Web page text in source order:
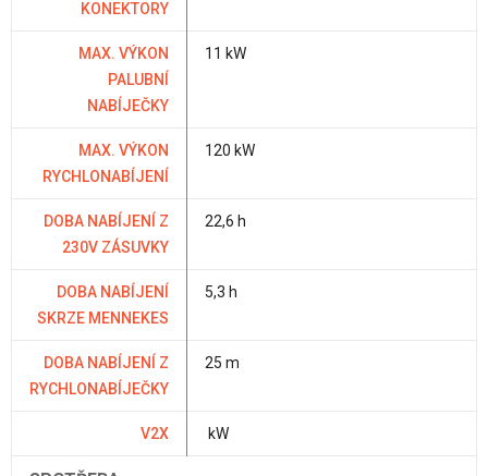
KONEKTORY
MAX. VÝKON
PALUBNÍ
NABÍJEČKY
11 kW
MAX. VÝKON
RYCHLONABÍJENÍ
120 kW
DOBA NABÍJENÍ Z
230V ZÁSUVKY
22,6 h
DOBA NABÍJENÍ
SKRZE MENNEKES
5,3 h
DOBA NABÍJENÍ Z
RYCHLONABÍJEČKY
25 m
V2X kW